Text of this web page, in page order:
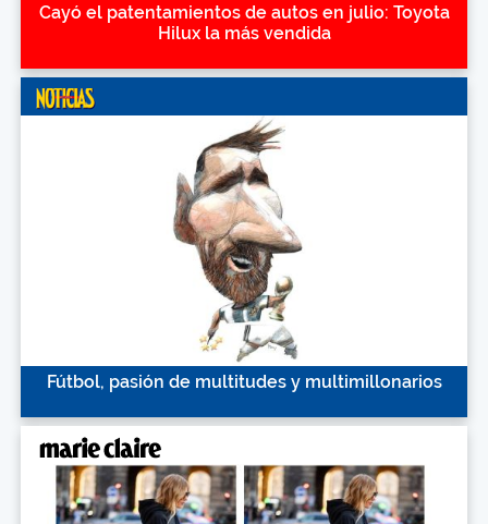
Cayó el patentamientos de autos en julio: Toyota
Hilux la más vendida
Fútbol, pasión de multitudes y multimillonarios